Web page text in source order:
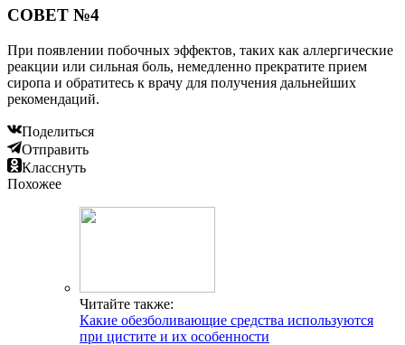
СОВЕТ №4
При появлении побочных эффектов, таких как аллергические
реакции или сильная боль, немедленно прекратите прием
сиропа и обратитесь к врачу для получения дальнейших
рекомендаций.
Поделиться
Отправить
Класснуть
Похожее
Читайте также:
Какие обезболивающие средства используются
при цистите и их особенности